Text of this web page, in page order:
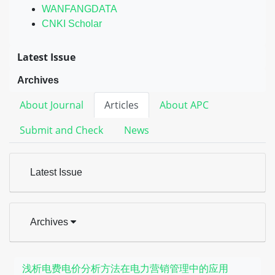
WANFANGDATA
CNKI Scholar
Latest Issue
Archives
About Journal Articles
About APC
Submit and Check
News
Latest Issue
Archives
浅析电费电价分析方法在电力营销管理中的应用